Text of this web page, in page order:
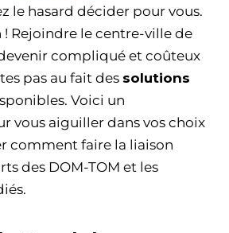
le hasard décider pour vous.
! Rejoindre le centre-ville de
compliqué et coûteux
pas au fait des solutions
Voici un
vous aiguiller dans vos choix
comment faire la liaison
des DOM-TOM et les